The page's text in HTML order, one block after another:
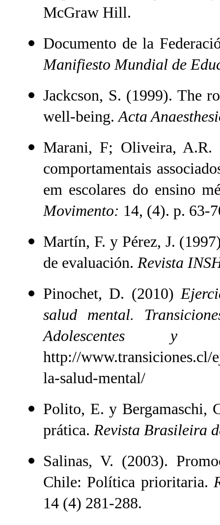
McGraw Hill.
Documento de la
Manifiesto Mundial de
Jackcson, S. (1999). The
well-being.Acta
Marani, F; Oliveira, A.R.
comportamentais
em escolares do ensino
Movimento: 14, (4). p. 63-
Martín, F. y Pérez, J.
de evaluación. Revista
Pinochet, D. (2010)
salud mental.
Adolescentes y
http://www.transiciones.cl/
la-salud-mental/
Polito, E. y Bergamaschi,
prática. Revista Brasileira
Salinas, V. (2003).
Chile: Política prioritaria.
14 (4) 281-288.